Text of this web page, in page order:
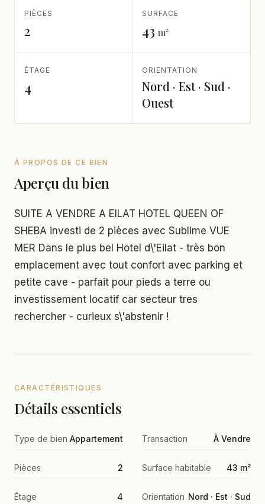
PIÈCES
2
SURFACE
43 m²
ÉTAGE
4
ORIENTATION
Nord · Est · Sud ·
Ouest
À PROPOS DE CE BIEN
Aperçu du bien
SUITE A VENDRE A EILAT HOTEL QUEEN OF
SHEBA investi de 2 pièces avec Sublime VUE
MER Dans le plus bel Hotel d\'Eilat - très bon
emplacement avec tout confort avec parking et
petite cave - parfait pour pieds a terre ou
investissement locatif car secteur tres
rechercher - curieux s\'abstenir !
CARACTÉRISTIQUES
Détails essentiels
Type de bien Appartement Transaction À Vendre
Pièces 2 Surface habitable 43 m²
Étage 4 Orientation Nord · Est · Sud